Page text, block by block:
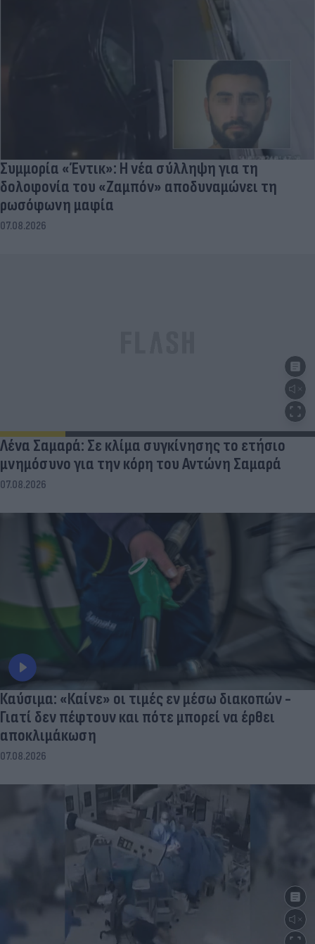
Συμμορία «Έντικ»: Η νέα σύλληψη για τη
δολοφονία του «Ζαμπόν» αποδυναμώνει τη
ρωσόφωνη μαφία
07.08.2026
Λένα Σαμαρά: Σε κλίμα συγκίνησης το ετήσιο
μνημόσυνο για την κόρη του Αντώνη Σαμαρά
07.08.2026
Καύσιμα: «Καίνε» οι τιμές εν μέσω διακοπών -
Γιατί δεν πέφτουν και πότε μπορεί να έρθει
αποκλιμάκωση
07.08.2026